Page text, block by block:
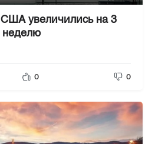
увеличились на 3
неделю
0 0